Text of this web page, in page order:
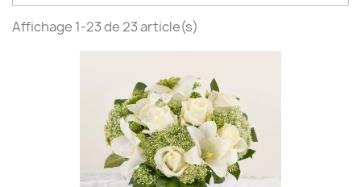
Affichage 1-23 de 23 article(s)